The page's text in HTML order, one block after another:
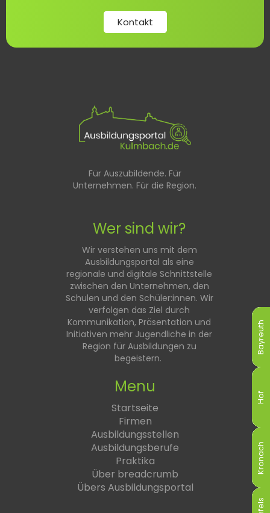
Bayreuth
Hof
Kronach
Bayreuth
Hof
Kronach
Bayreuth
Hof
Kronach
Bayreuth
Hof
Kronach
Bayreuth
Hof
Kronach
Bayreuth
Hof
Kronach
Kontakt
Für Auszubildende. Für
Unternehmen. Für die Region.
Wer sind wir?
Wir verstehen uns mit dem
Ausbildungsportal als eine
regionale und digitale Schnittstelle
zwischen den Unternehmen, den
Schulen und den Schüler:innen. Wir
verfolgen das Ziel durch
Kommunikation, Präsentation und
Initiativen mehr Jugendliche in der
Region für Ausbildungen zu
begeistern.
Menu
Startseite
Firmen
Ausbildungsstellen
Ausbildungsberufe
Praktika
Über breadcrumb
Übers Ausbildungsportal